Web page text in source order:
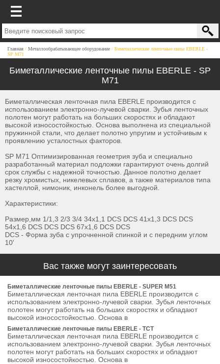
Главная Металлообрабатывающее оборудование
Биметаллические ленточные пилы EBERLE -
SP M71
Биметаллические ленточные пилы EBERLE - SP
M71
Биметаллическая ленточная пила EBERLE производится с
использованием электронно-лучевой сварки. Зубья ленточных
полотен могут работать на больших скоростях и обладают
высокой износостойкостью. Основа выполнена из специальной
пружинной стали, что делает полотно упругим и устойчивым к
проявлению усталостных факторов.
SP M71 Оптимизированная геометрия зуба и специально
разработанный материал подложки гарантируют очень долгий
срок службы с надежной точностью. Данное полотно делает
резку хромистых, никелевых сплавов, а также материалов типа
хастеллой, нимоник, инконель более выгодной.
Характеристики:
Размер,мм 1/1,3 2/3 3/4 34x1,1 DCS DCS 41x1,3 DCS DCS
54x1,6 DCS DCS DCS 67x1,6 DCS DCS
DCS - Форма зуба с упрочненной спинкой и с передним углом
10'
Вас также могут заинтересовать
Биметаллические ленточные пилы EBERLE - SUPER M51
Биметаллическая ленточная пила EBERLE производится с
использованием электронно-лучевой сварки. Зубья ленточных
полотен могут работать на больших скоростях и обладают
высокой износостойкостью. Основа в
Биметаллические ленточные пилы EBERLE - ТСТ
Биметаллическая ленточная пила EBERLE производится с
использованием электронно-лучевой сварки. Зубья ленточных
полотен могут работать на больших скоростях и обладают
высокой износостойкостью. Основа в